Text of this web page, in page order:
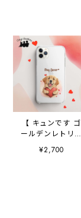
【 キュンです ゴ
ールデンレトリバ
ー 】 スマホケー
ス クリアソフト
¥2,700